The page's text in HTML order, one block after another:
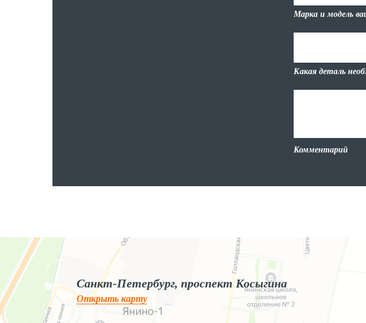
Марка и модель
Какая деталь
Комментарий
Яндекс.Карты
Яндекс.Карты — поиск мест и адресов, городской транспорт
Санкт-Петербург, проспект Косыгина
Открыть карту